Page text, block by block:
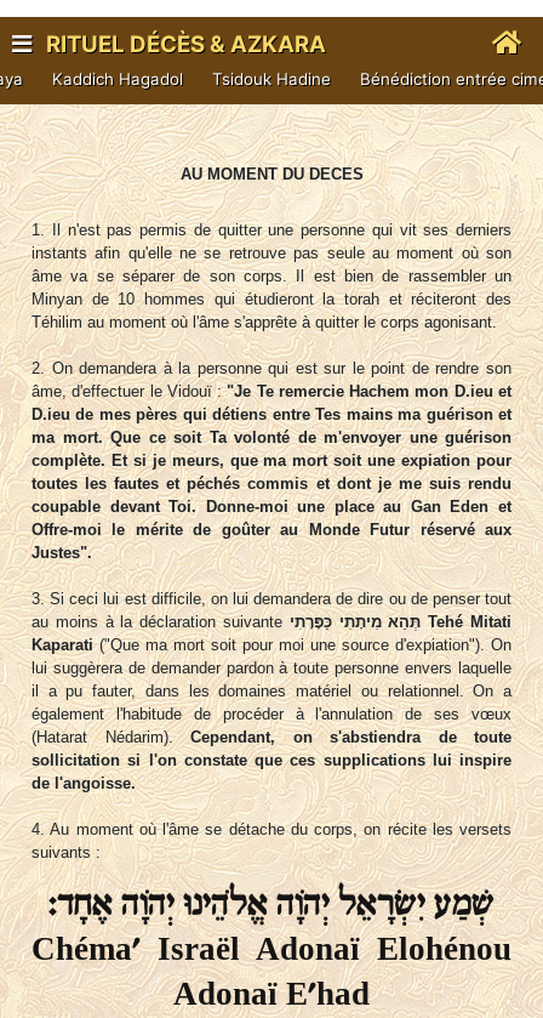
RITUEL DÉCÈS & AZKARA
Kaddich Hagadol Tsidouk Hadine Bénédiction entrée
AU MOMENT DU DECES
1. Il n'est pas permis de quitter une personne qui vit ses derniers
instants afin qu'elle ne se retrouve pas seule au moment où son
âme va se séparer de son corps. Il est bien de rassembler un
Minyan de 10 hommes qui étudieront la torah et réciteront des
Téhilim au moment où l'âme s'apprête à quitter le corps agonisant.
2. On demandera à la personne qui est sur le point de rendre son
âme, d'effectuer le Vidouï :"Je Te remercie Hachem mon D.ieu et
D.ieu de mes pères qui détiens entre Tes mains ma guérison et
ma mort. Que ce soit Ta volonté de m'envoyer une guérison
complète. Et si je meurs, que ma mort soit une expiation pour
toutes les fautes et péchés commis et dont je me suis rendu
coupable devant Toi. Donne-moi une place au Gan Eden et
Offre-moi le mérite de goûter au Monde Futur réservé aux
Justes".
3. Si ceci lui est difficile, on lui demandera de dire ou de penser tout
au moins à la déclaration suivante תְּהֵא מִיתָתִי כַּפָּרָתִי Tehé Mitati
Kaparati("Que ma mort soit pour moi une source d'expiation"). On
lui suggèrera de demander pardon à toute personne envers laquelle
il a pu fauter, dans les domaines matériel ou relationnel. On a
également l'habitude de procéder à l'annulation de ses vœux
(Hatarat Nédarim).Cependant, on s'abstiendra de toute
sollicitation si l'on constate que ces supplications lui inspire
de l'angoisse.
4. Au moment où l'âme se détache du corps, on récite les versets
suivants :
שְׁמַע יִשְׂרָאֵל יְהֹוָה אֱלֹהֵינוּ יְהֹוָה אֶחָד:
Chéma' Israël Adonaï Elohénou
Adonaï E'had